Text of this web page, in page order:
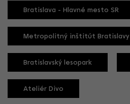
Bratislava - Hlavné mesto SR
Metropolitný inštitút Bratislavy
Bratislavský lesopark
Ateliér Divo